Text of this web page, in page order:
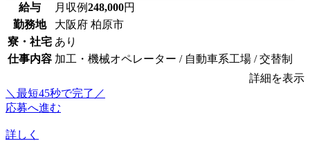
給与 月収例248,000円
勤務地
大阪府 柏原市
寮・社宅 あり
仕事内容 加工・機械オペレーター / 自動車系工場 / 交替制
詳細を表示
＼最短45秒で完了／
応募へ進む
詳しく